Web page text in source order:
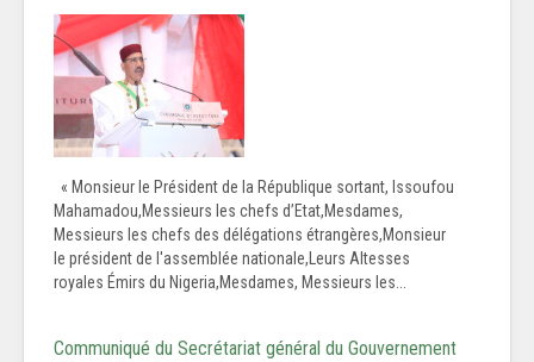
« Monsieur le Président de la République sortant, Issoufou
Mahamadou,Messieurs les chefs d’Etat,Mesdames,
Messieurs les chefs des délégations étrangères,Monsieur
le président de l'assemblée nationale,Leurs Altesses
royales Émirs du Nigeria,Mesdames, Messieurs les...
Communiqué du Secrétariat général du Gouvernement